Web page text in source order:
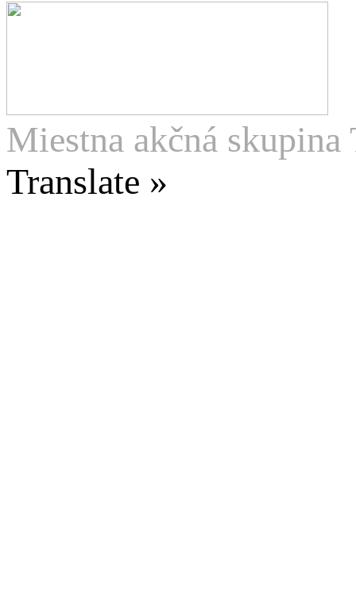
Miestna akčná skupina
Translate »